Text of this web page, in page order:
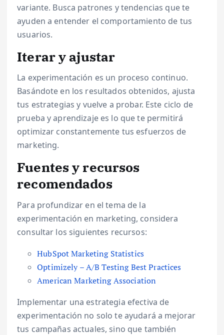
variante. Busca patrones y tendencias que te
ayuden a entender el comportamiento de tus
usuarios.
Iterar y ajustar
La experimentación es un proceso continuo.
Basándote en los resultados obtenidos, ajusta
tus estrategias y vuelve a probar. Este ciclo de
prueba y aprendizaje es lo que te permitirá
optimizar constantemente tus esfuerzos de
marketing.
Fuentes y recursos
recomendados
Para profundizar en el tema de la
experimentación en marketing, considera
consultar los siguientes recursos:
HubSpot Marketing Statistics
Optimizely – A/B Testing Best Practices
American Marketing Association
Implementar una estrategia efectiva de
experimentación no solo te ayudará a mejorar
tus campañas actuales, sino que también